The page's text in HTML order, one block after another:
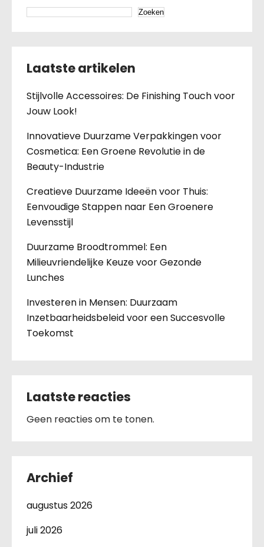
Zoeken
Laatste artikelen
Stijlvolle Accessoires: De Finishing Touch voor
Jouw Look!
Innovatieve Duurzame Verpakkingen voor
Cosmetica: Een Groene Revolutie in de
Beauty-Industrie
Creatieve Duurzame Ideeën voor Thuis:
Eenvoudige Stappen naar Een Groenere
Levensstijl
Duurzame Broodtrommel: Een
Milieuvriendelijke Keuze voor Gezonde
Lunches
Investeren in Mensen: Duurzaam
Inzetbaarheidsbeleid voor een Succesvolle
Toekomst
Laatste reacties
Geen reacties om te tonen.
Archief
augustus 2026
juli 2026